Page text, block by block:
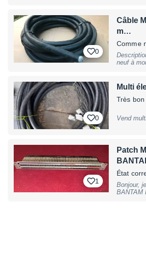
0
Câble
m…
Comme
Description 1 longueur de 20 mètres de câble MULTIPAIRES audio
neuf à
0
Multi
Très
Vend
1
Patch
État
Bonjour,
BANTAM Panneau avant de couleur métal alu brossé / noir bakélite Il est en